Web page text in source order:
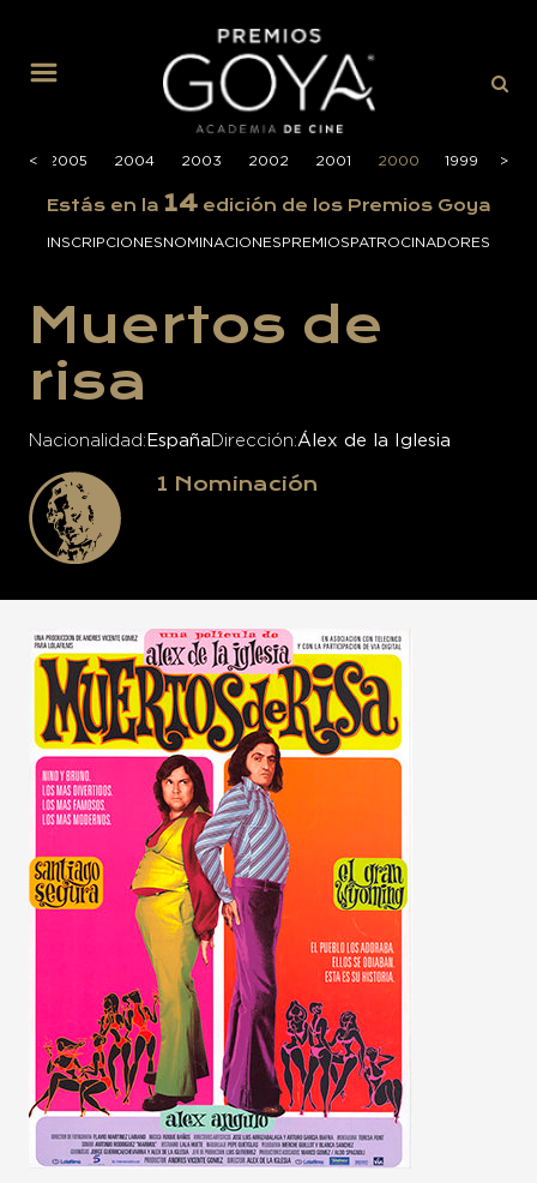
<
< 2005 2004 2003 2002 2001 2000 1999 >
>
Estás en la 14edición de los Premios Goya
INSCRIPCIONESNOMINACIONESPREMIOSPATROCINADORES
Muertos de
risa
Nacionalidad España Dirección Álex de la Iglesia
1 Nominación